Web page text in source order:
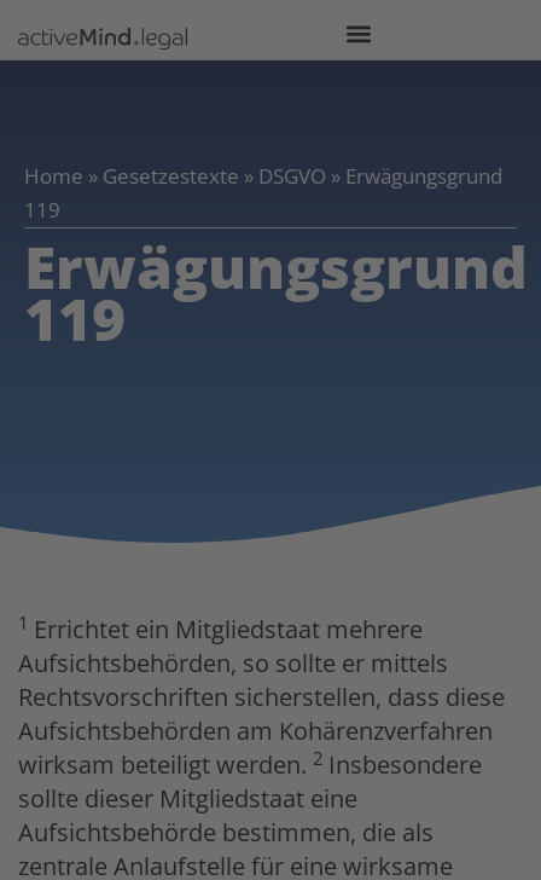
Home » Gesetzestexte » DSGVO » Erwägungsgrund
119
Erwägungsgrund
119
1 Errichtet ein Mitgliedstaat mehrere
Aufsichtsbehörden, so sollte er mittels
Rechtsvorschriften sicherstellen, dass diese
Aufsichtsbehörden am Kohärenzverfahren
wirksam beteiligt werden. 2 Insbesondere
sollte dieser Mitgliedstaat eine
Aufsichtsbehörde bestimmen, die als
zentrale Anlaufstelle für eine wirksame